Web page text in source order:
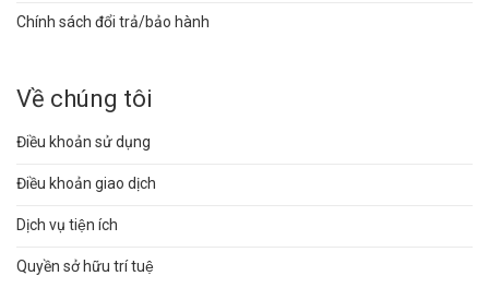
Chính sách đổi trả/bảo hành
Về chúng tôi
Điều khoản sử dụng
Điều khoản giao dịch
Dịch vụ tiện ích
Quyền sở hữu trí tuệ